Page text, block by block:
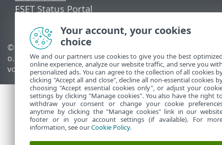
ESET Status Portal
© 1992 - 2025 ESET, spol. s r.
o. - Alle Rechte
vorbehalten.
Cookie-Richtlinie
Your account, your cookies
choice
We and our partners use cookies to give you the best
online experience, analyze our website traffic, and serve you
personalized ads. You can agree to the collection of all cookies
clicking "Accept all and close", decline all non-essential cookies
choosing "Accept essential cookies only", or adjust your
settings by clicking "Manage cookies". You also have the right
withdraw your consent or change your cookie
anytime by clicking the "Manage cookies" link in our
footer or in your account settings (if available). For
information, see ourCookie Policy.